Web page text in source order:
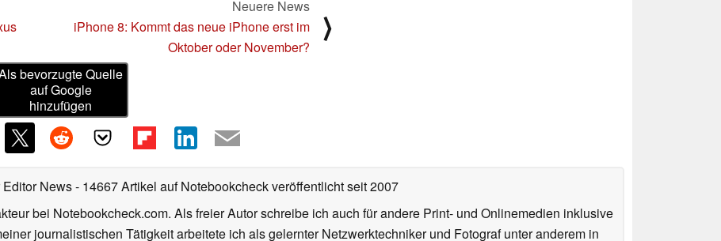
Neuere News
iPhone 8: Kommt das neue iPhone erst im
Oktober oder November?
⟩
bevorzugte Quelle
auf Google
hinzufügen
News- 14667 Artikel auf Notebookcheck veröffentlichtseit 2007
bei Notebookcheck.com. Als freier Autor schreibe ich auch für andere Print- und Onlinemedien inklusive
journalistischen Tätigkeit arbeitete ich als gelernter Netzwerktechniker und Fotograf unter anderem in